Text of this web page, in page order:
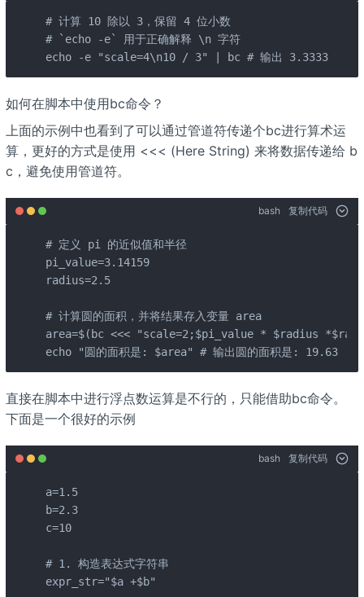
# 计算 10 除以 3，保留 4 位小数
# `echo -e` 用于正确解释 \n 字符
echo -e "scale=4\n10 / 3" | bc # 输出 3.3333
如何在脚本中使用bc命令？
上面的示例中也看到了可以通过管道符传递个bc进行算术运
算，更好的方式是使用 <<< (Here String) 来将数据传递给 b
c，避免使用管道符。
bash 复制代码
# 定义 pi 的近似值和半径
pi_value=3.14159
radius=2.5
# 计算圆的面积，并将结果存入变量 area
area=$(bc <<< "scale=2;$pi_value * $radius
echo "圆的面积是: $area" # 输出圆的面积是: 19.63
直接在脚本中进行浮点数运算是不行的，只能借助bc命令。
下面是一个很好的示例
bash 复制代码
a=1.5
b=2.3
c=10
# 1. 构造表达式字符串
expr_str="$a +$b"